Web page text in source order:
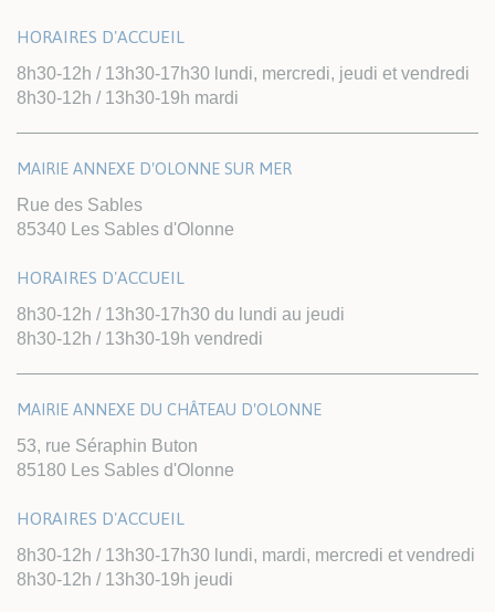
HORAIRES D'ACCUEIL
8h30-12h / 13h30-17h30 lundi, mercredi, jeudi et vendredi
8h30-12h / 13h30-19h mardi
MAIRIE ANNEXE D'OLONNE SUR MER
Rue des Sables
85340 Les Sables d'Olonne
HORAIRES D'ACCUEIL
8h30-12h / 13h30-17h30 du lundi au jeudi
8h30-12h / 13h30-19h vendredi
MAIRIE ANNEXE DU CHÂTEAU D'OLONNE
53, rue Séraphin Buton
85180 Les Sables d'Olonne
HORAIRES D'ACCUEIL
8h30-12h / 13h30-17h30 lundi, mardi, mercredi et vendredi
8h30-12h / 13h30-19h jeudi